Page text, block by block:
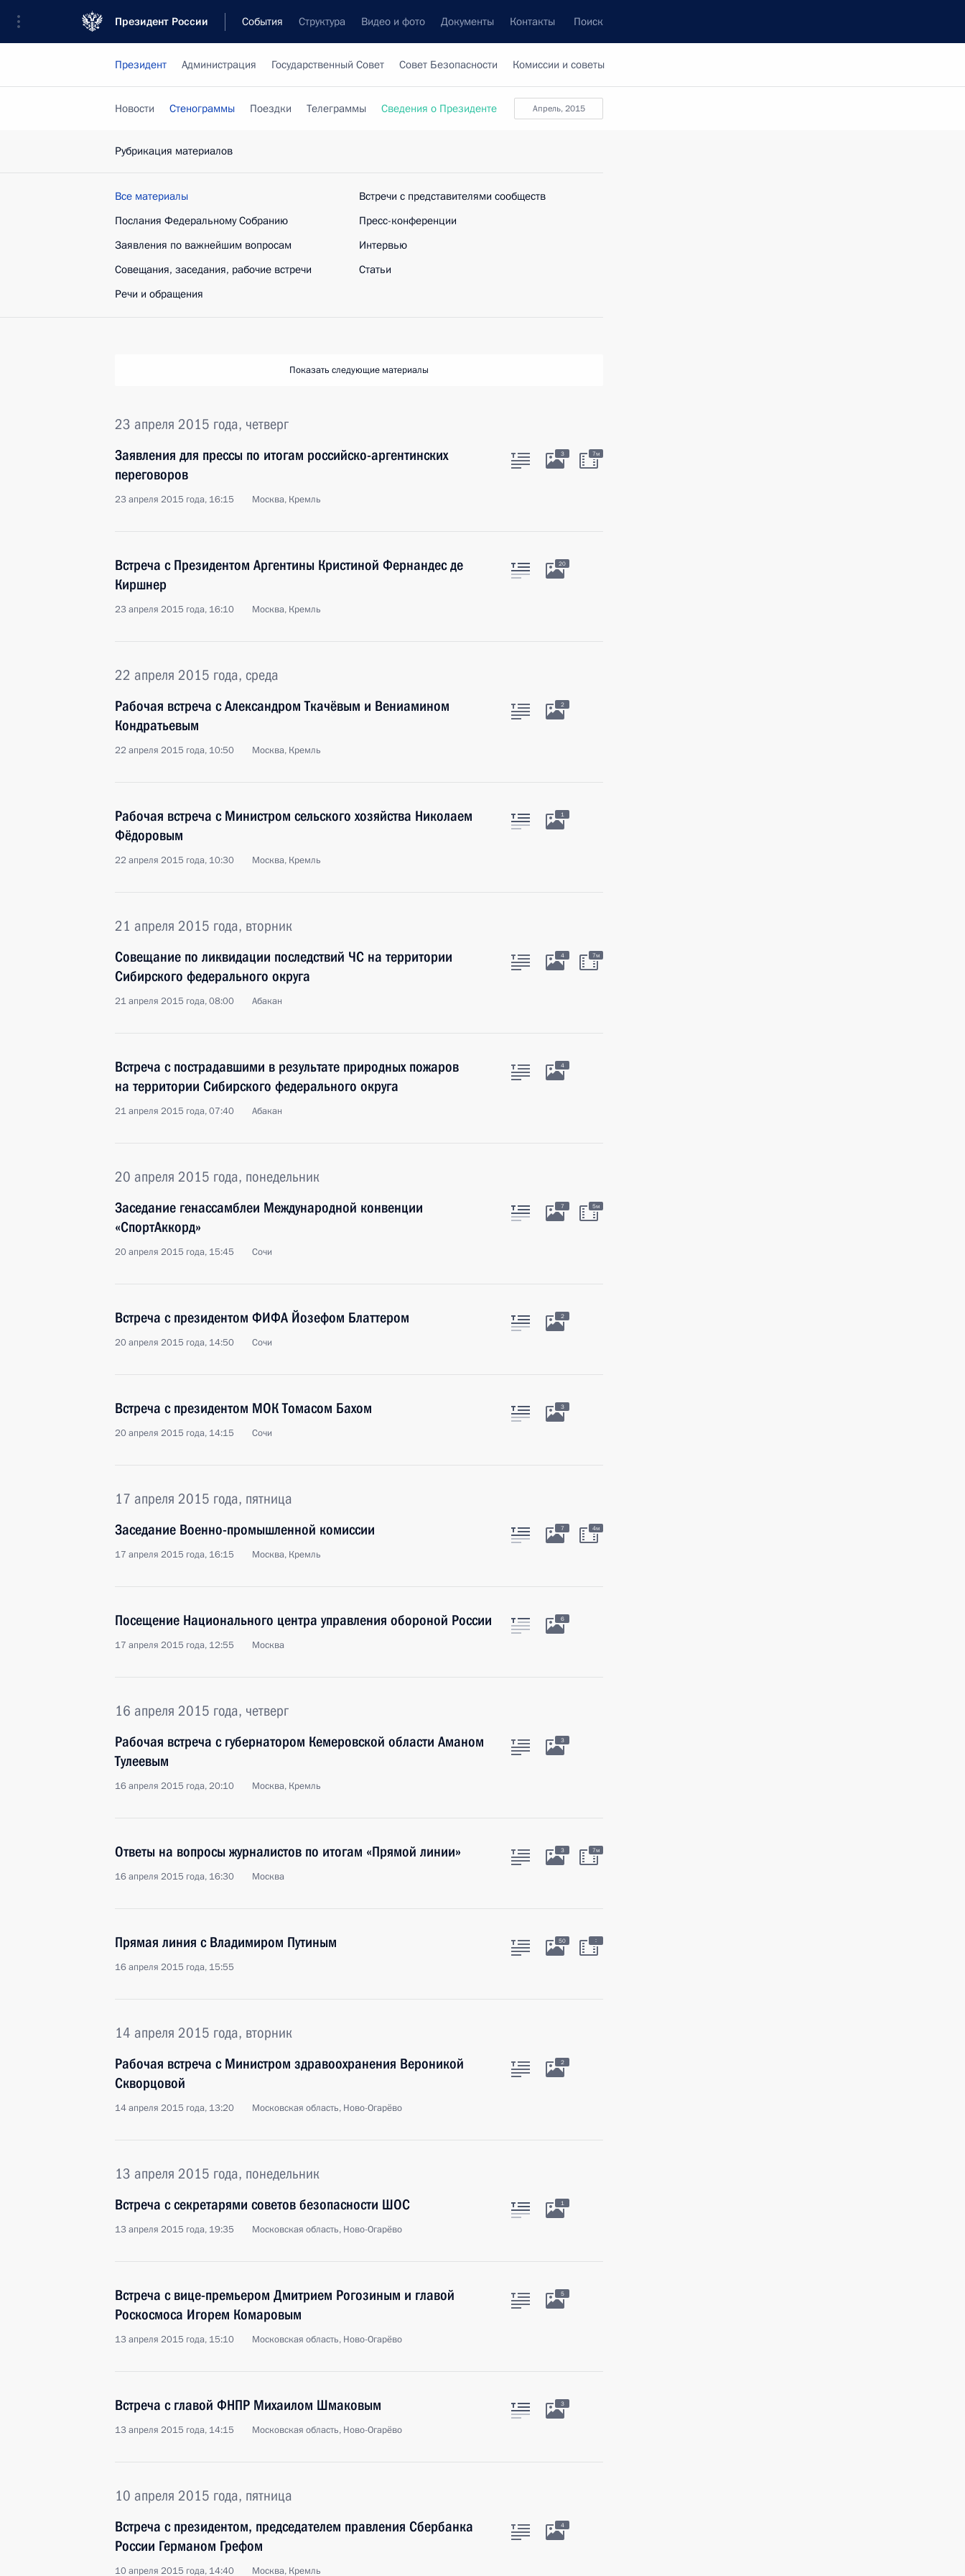
Президент России События Структура Видео и фото Документы Контакты Поиск
Президент Администрация Государственный Совет Совет Безопасности Комиссии и советы
Апрель, 2015
Новости Стенограммы Поездки Телеграммы Сведения о Президенте
Рубрикация материалов
Все материалы
Послания Федеральному Собранию
Заявления по важнейшим вопросам
Совещания, заседания, рабочие встречи
Речи и обращения
Встречи с представителями сообществ
Пресс-конференции
Интервью
Статьи
Показать следующие материалы
23 апреля 2015 года, четверг
Заявления для прессы по итогам российско-аргентинских
переговоров
23 апреля 2015 года, 16:15 Москва, Кремль
3 7м
Встреча с Президентом Аргентины Кристиной Фернандес де
Киршнер
23 апреля 2015 года, 16:10 Москва, Кремль
20
22 апреля 2015 года, среда
Рабочая встреча с Александром Ткачёвым и Вениамином
Кондратьевым
22 апреля 2015 года, 10:50 Москва, Кремль
2
Рабочая встреча с Министром сельского хозяйства Николаем
Фёдоровым
22 апреля 2015 года, 10:30 Москва, Кремль
1
21 апреля 2015 года, вторник
Совещание по ликвидации последствий ЧС на территории
Сибирского федерального округа
21 апреля 2015 года, 08:00 Абакан
4 7м
Встреча с пострадавшими в результате природных пожаров
на территории Сибирского федерального округа
21 апреля 2015 года, 07:40 Абакан
4
20 апреля 2015 года, понедельник
Заседание генассамблеи Международной конвенции
«СпортАккорд»
20 апреля 2015 года, 15:45 Сочи
7 5м
Встреча с президентом ФИФА Йозефом Блаттером
20 апреля 2015 года, 14:50 Сочи
2
Встреча с президентом МОК Томасом Бахом
20 апреля 2015 года, 14:15 Сочи
3
17 апреля 2015 года, пятница
Заседание Военно-промышленной комиссии
17 апреля 2015 года, 16:15 Москва, Кремль
7 4м
Посещение Национального центра управления обороной России
17 апреля 2015 года, 12:55 Москва
6
16 апреля 2015 года, четверг
Рабочая встреча с губернатором Кемеровской области Аманом
Тулеевым
16 апреля 2015 года, 20:10 Москва, Кремль
3
Ответы на вопросы журналистов по итогам «Прямой линии»
16 апреля 2015 года, 16:30 Москва
3 7м
Прямая линия с Владимиром Путиным
16 апреля 2015 года, 15:55
50 :
14 апреля 2015 года, вторник
Рабочая встреча с Министром здравоохранения Вероникой
Скворцовой
14 апреля 2015 года, 13:20 Московская область, Ново-Огарёво
2
13 апреля 2015 года, понедельник
Встреча с секретарями советов безопасности ШОС
13 апреля 2015 года, 19:35 Московская область, Ново-Огарёво
1
Встреча с вице-премьером Дмитрием Рогозиным и главой
Роскосмоса Игорем Комаровым
13 апреля 2015 года, 15:10 Московская область, Ново-Огарёво
5
Встреча с главой ФНПР Михаилом Шмаковым
13 апреля 2015 года, 14:15 Московская область, Ново-Огарёво
3
10 апреля 2015 года, пятница
Встреча с президентом, председателем правления Сбербанка
России Германом Грефом
10 апреля 2015 года, 14:40 Москва, Кремль
4